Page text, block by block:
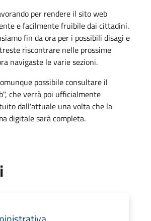
per rendere il sito web
e facilmente fruibile dai cittadini.
fin da ora per i possibili disagi e
riscontrare nelle prossime
navigaste le varie sezioni.
possibile consultare il
che verrà poi ufficialmente
dall'attuale una volta che la
digitale sarà completa.